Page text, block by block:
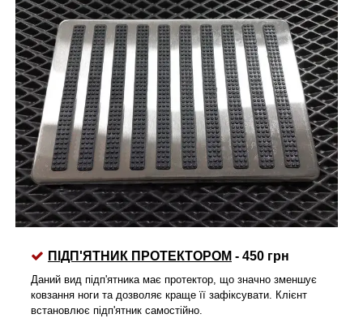
ПІДП'ЯТНИК ПРОТЕКТОРОМ - 450 грн
Даний вид підп'ятника має протектор, що значно зменшує
ковзання ноги та дозволяє краще її зафіксувати. Клієнт
встановлює підп'ятник самостійно.